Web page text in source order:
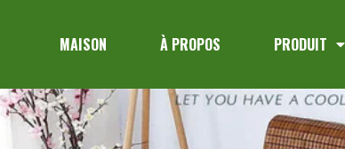
MAISON À PROPOS PRODUIT